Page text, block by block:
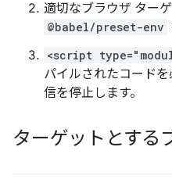
適切なブラウザ ター
@babel/preset-env
<script
パイルされたコード
信を停止します。
ターゲットとする